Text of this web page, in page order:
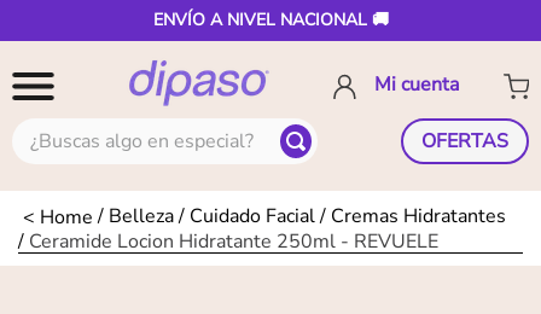
ENVÍO A NIVEL NACIONAL 🚚
¿Buscas algo en especial? OFERTAS
Belleza Cuidado Facial
Cremas Hidratantes
Ceramide Locion Hidratante 250ml - REVUELE